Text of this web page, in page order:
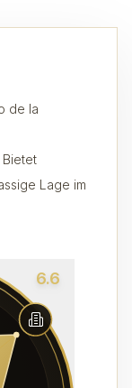
de la
Bietet
Lage im
6.6